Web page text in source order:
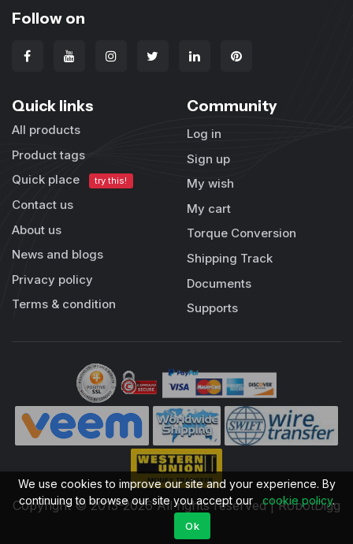
Follow on
Quick links
All products
Product tags
Quick place
try this!
Contact us
About us
News and blogs
Privacy policy
Terms & condition
Community
Log in
Sign up
My wish
My cart
Torque Conversion
Shipping Track
Documents
Supports
Copyright © 2013-2026 All rights reserved | RobotDigg
We use cookies to improve our site and your experience. By
continuing to browse our site you accept our cookie policy.
Ok